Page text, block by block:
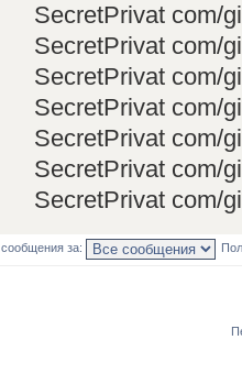
SecretPrivat com/
SecretPrivat com/
SecretPrivat com/
SecretPrivat com/
SecretPrivat com/
SecretPrivat com/
SecretPrivat com/
сообщения за: